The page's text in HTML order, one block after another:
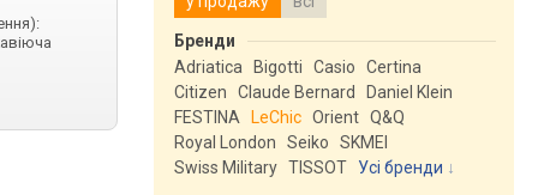
Бренди
Adriatica
Bigotti Casio
Certina
Citizen
Claude Bernard
Daniel Klein
FESTINA
LeChic Orient Q&Q
Royal London
Seiko
SKMEI
Swiss Military TISSOT
Усі бренди